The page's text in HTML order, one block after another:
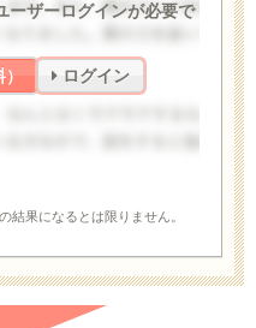
ーザーログインが必要で
ログイン
果になるとは限りません。